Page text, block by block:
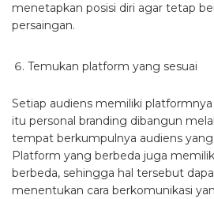
menetapkan posisi diri agar tetap
persaingan.
Temukan platform yang sesuai
Setiap audiens memiliki
itu personal branding dibangun
tempat berkumpulnya audiens
Platform yang berbeda juga
berbeda, sehingga hal tersebut
menentukan cara berkomunikasi